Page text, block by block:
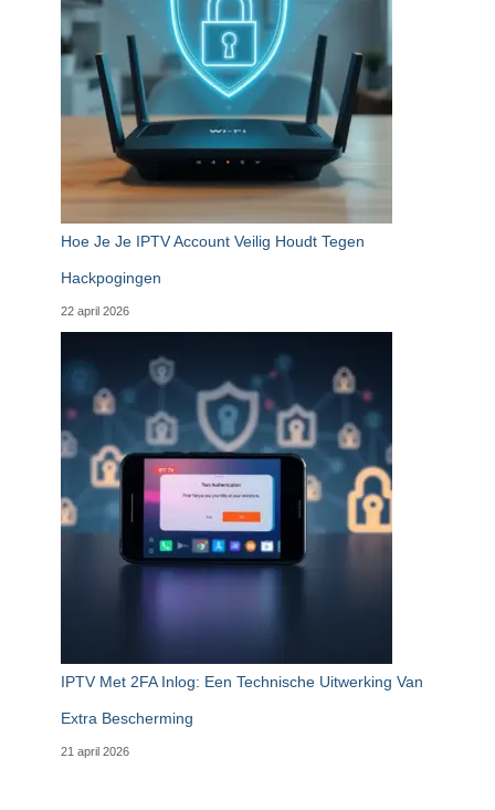
Hoe Je Je IPTV Account Veilig Houdt Tegen
Hackpogingen
22 april 2026
IPTV Met 2FA Inlog: Een Technische Uitwerking Van
Extra Bescherming
21 april 2026